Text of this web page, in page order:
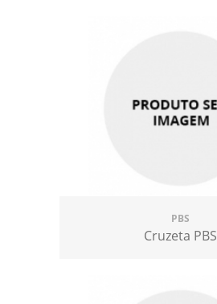
PBS
Cruzeta PBS